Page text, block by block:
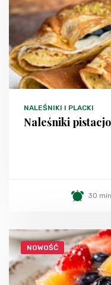
NALEŚNIKI I PLACKI
Naleśniki
30
NOWOŚĆ